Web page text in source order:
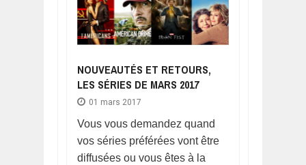
NOUVEAUTÉS ET RETOURS,
LES SÉRIES DE MARS 2017
01 mars 2017
Vous vous demandez quand
vos séries préférées vont être
diffusées ou vous êtes à la